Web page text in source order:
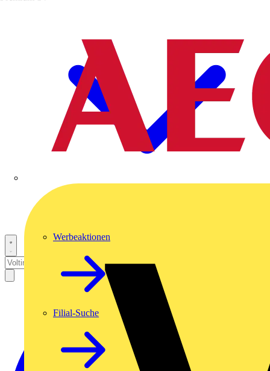
Werbeaktionen
Filial-Suche